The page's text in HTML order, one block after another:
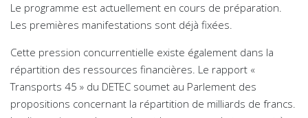
Le programme est actuellement en cours de préparation.
Les premières manifestations sont déjà fixées.
Cette pression concurrentielle existe également dans la
répartition des ressources financières. Le rapport «
Transports 45 » du DETEC soumet au Parlement des
propositions concernant la répartition de milliards de francs.